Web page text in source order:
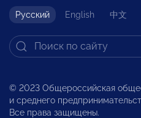
Русский English 中文
© 2023 Общероссийская
и среднего
Все права защищены.